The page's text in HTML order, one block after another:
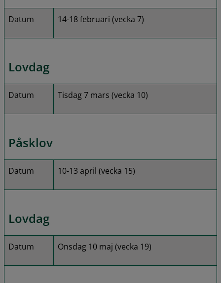
Datum 14-18 februari (vecka 7)
Lovdag
Datum Tisdag 7 mars (vecka 10)
Påsklov
Datum 10-13 april (vecka 15)
Lovdag
Datum Onsdag 10 maj (vecka 19)